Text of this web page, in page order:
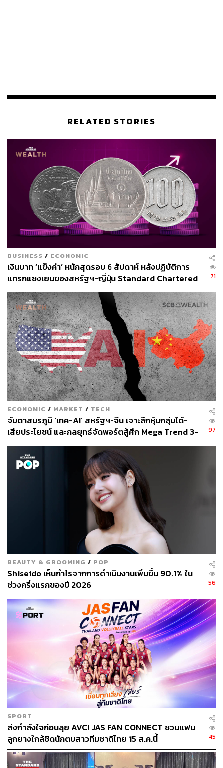
อังคาร ณ ระดับความสูง 125 กิโลเมตร ซึ่งถือเป็นการเริ่มต้น
ขั้นตอนที่มีความเสี่ยงมากที่สุดของภารกิจสำรวจดาวอังคาร
ครั้งแรกนี้
แคปซูลที่ถูกออกแบบพิเศษตามหลักอากาศพลศาสตร์ ชะลอ
ตัวตามแรงเสียดทานของชั้นบรรยากาศดาวอังคาร เมื่อ
ความเร็วลดจาก 4.8 กิโลเมตรต่อวินาทีเหลือราว 460 เมตร
ต่อวินาที ร่มยักษ์ใหญ่ราว 200 ตารางเมตร ได้กางออกเพื่อ
ลดความเร็วจนต่ำกว่า 100 เมตรต่อวินาที
จากนั้นร่มชะลอความเร็วและเกราะนอกของแคปซูลถูกสลัด
ทิ้ง จรวดถอยหลังของยานลงจอดเริ่มทำงานเพื่อชะลอ
ความเร็วของแคปซูลจนเกือบเป็นศูนย์ โดยแคปซูลบินเหนือ
พื้นผิวดาวอังคารราว 100 เมตร เพื่อตรวจสอบสิ่งกีดขวางและ
วัดความลาดชันของพื้นผิว สุดท้ายแคปซูลยานลงจอดและ
ยานสำรวจพื้นผิวเลือกพื้นที่ค่อนข้างราบเรียบและลดตัวอย่าง
เชื่องช้าพร้อมกางขารับน้ำหนัก 4 ข้าง ลงจอดบนพื้นผิวดาว
อังคารอย่างปลอดภัย
เกิ่งเหยียน เจ้าหน้าที่ศูนย์สำรวจดวงจันทร์และโครงการ
อวกาศ สังกัดองค์การบริหารอวกาศแห่งชาติจีน (CNSA) เผย
ว่าการเดินทางผ่านชั้นบรรยากาศดาวอังคารโดยไม่มีการ
ควบคุมจากภาคพื้น ใช้เวลานานราว 9 นาที และมีความสลับ
ซับซ้อนอย่างมาก
“แต่ละขั้นตอนมีโอกาสเพียงครั้งเดียว ทุกปฏิบัติการมีผลเกี่ยว
โยงกัน หากเกิดความผิดพลาดใดๆ ขึ้นมา การลงจอดก็ล้ม
ด้านยานโคจรที่มีอายุการใช้งานออกแบบนาน 1 ปีดาว
อังคาร (ราว 687 วันบนโลก) ทะยานกลับสู่วงโคจรพักรอหลัง
แยกตัวจากแคปซูลยานลงจอดและยานสำรวจพื้นผิว เพื่อช่วย
เหลือการสื่อสารระหว่างยานลงจอดและโลก
เกิ่งอธิบายว่ายานสำรวจพื้นผิว ‘จู้หรง’ จะใช้เวลาอีก 7-8 วัน
ตรวจตราสภาพแวดล้อมโดยรอบ และดำเนินการตรวจสอบ
การทำงานของยานก่อนจะเคลื่อนลงจากยานลงจอดสู่พื้นผิว
ดาวอังคาร
ยานสำรวจพื้นผิวจู้หรง ขนาด 6 ล้อ น้ำหนัก 240 กิโลกรัม ขับ
เคลื่อนด้วยพลังงานแสงอาทิตย์ มีรูปลักษณ์คล้ายผีเสื้อ
สีน้ำเงิน และอายุการใช้งานอย่างน้อย 90 วันดาวอังคาร (ราว
3 เดือนบนโลก)
ทั้งนี้ จีนได้ก่อสร้างกล้องโทรทรรศน์วิทยุขนาดใหญ่ที่สุดใน
เอเชียด้วยเสาอากาศเส้นผ่านศูนย์กลาง 70 เมตร ณ เขตอู่ชิง
เทศบาลนครเทียนจินทางตอนเหนือของประเทศ เพื่อรับข้อมูล
จากภารกิจเดินทางสำรวจดาวอังคาร ด้าน จ้าวซู วิศวกร
อาวุโสของหอสังเกตการณ์ทางดาราศาสตร์แห่งชาติ สังกัด
สถาบันบัณฑิตวิทยาศาสตร์จีน (CAS) กล่าว “ภาพที่ยานโคจร
ส่งกลับมาก่อนหน้านี้ แสดงปล่องภูเขาไฟขนาดใหญ่ เส้นผ่าน
ศูนย์กลางราว 620 เมตร ใกล้กับพื้นที่ลงจอดของยานอวกาศ”
ขณะที่ หวังชวง หนึ่งในนักออกแบบยานอวกาศจากสถาบัน
เทคโนโลยีอวกาศแห่งชาติจีน เผยว่ากล้องบนยานโคจรได้
RELATED STORIES
BUSINESS / ECONOMIC
เงินบาท ‘แข็งค่า’ หนักสุดรอบ 6 สัปดาห์ หลังปฏิบัติการ
แทรกแซงเยนของสหรัฐฯ-ญี่ปุ่น Standard Chartered
เปิดเป้าสิ้นปีนี้จ่อแข็งต่อแตะ 32.50 บาทต่อดอลลาร์
71
ECONOMIC / MARKET / TECH
จับตาสมรภูมิ ‘เทค-AI’ สหรัฐฯ-จีน เจาะลึกหุ้นกลุ่มได้-
เสียประโยชน์ และกลยุทธ์จัดพอร์ตสู้ศึก Mega Trend 3-
5 ปีข้างหน้า
97
BEAUTY & GROOMING / POP
Shiseido เห็นกำไรจากการดำเนินงานเพิ่มขึ้น 90.1% ใน
ช่วงครึ่งแรกของปี 2026
56
SPORT
ส่งกำลังใจก่อนลุย AVC! JAS FAN CONNECT ชวนแฟน
ลูกยางใกล้ชิดนักตบสาวทีมชาติไทย 15 ส.ค.นี้
45